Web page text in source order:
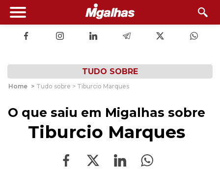
TUDO SOBRE
Home > Tudo sobre > Tiburcio Marques
O que saiu em Migalhas sobre
Tiburcio Marques